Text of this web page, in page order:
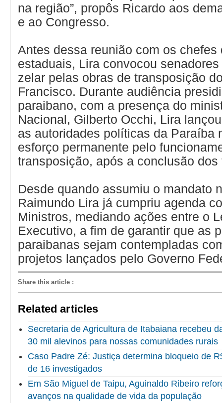
na região”, propôs Ricardo aos
e ao Congresso.
Antes dessa reunião com os chefes
estaduais, Lira convocou
zelar pelas obras de transposição
Francisco. Durante audiência
paraibano, com a presença do
Nacional, Gilberto Occhi, Lira
as autoridades políticas da Paraíba
esforço permanente pelo
transposição, após a conclusão dos
Desde quando assumiu o mandato
Raimundo Lira já cumpriu agenda
Ministros, mediando ações entre o
Executivo, a fim de garantir que as
paraibanas sejam contempladas
projetos lançados pelo Governo
Share this article :
Related articles
Secretaria de Agricultura de Itabaiana recebeu
30 mil alevinos para nossas comunidades rurais
Caso Padre Zé: Justiça determina bloqueio de
de 16 investigados
Em São Miguel de Taipu, Aguinaldo Ribeiro
avanços na qualidade de vida da população